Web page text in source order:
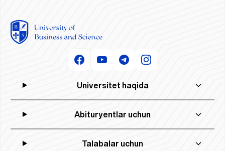
Universitet haqida
Abituryentlar uchun
Talabalar uchun